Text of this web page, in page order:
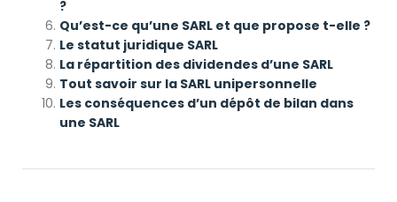
?
Qu’est-ce qu’une SARL et que propose t-elle ?
Le statut juridique SARL
La répartition des dividendes d’une SARL
Tout savoir sur la SARL unipersonnelle
Les conséquences d’un dépôt de bilan dans
une SARL